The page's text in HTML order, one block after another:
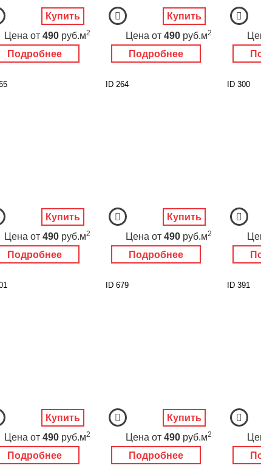
Подробнее
Цена от 490 руб.м2
Купить
Подробнее
Цена от 490 руб.м2
Купить
Подробнее
Цена от 490 руб.м2
Купить
ID 264
Подробнее
Цена от 490 руб.м2
Купить
ID 300
Подробнее
Цена от 490 руб.м2
Купить
ID 679
Подробнее
Цена от 490 руб.м2
Купить
ID 391